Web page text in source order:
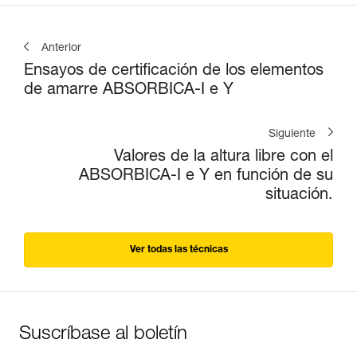
Anterior
Ensayos de certificación de los elementos
de amarre ABSORBICA-I e Y
Siguiente
Valores de la altura libre con el
ABSORBICA-I e Y en función de su
situación.
Ver todas las técnicas
Suscríbase al boletín